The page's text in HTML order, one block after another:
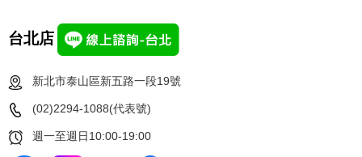
台北店
新北市泰山區新五路一段19號
(02)2294-1088(代表號)
週一至週日10:00-19:00